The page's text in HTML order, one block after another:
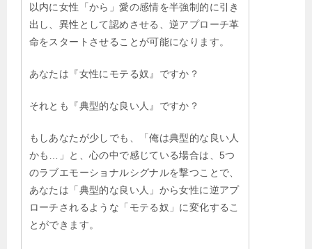
以内に女性「から」愛の感情を半強制的に引き
出し、異性として認めさせる、逆アプローチ革
命をスタートさせることが可能になります。
あなたは『女性にモテる奴』ですか？
それとも『典型的な良い人』ですか？
もしあなたが少しでも、「俺は典型的な良い人
かも…」と、心の中で感じている場合は、5つ
のラブエモーショナルシグナルを撃つことで、
あなたは「典型的な良い人」から女性に逆アプ
ローチされるような「モテる奴」に変化するこ
とができます。